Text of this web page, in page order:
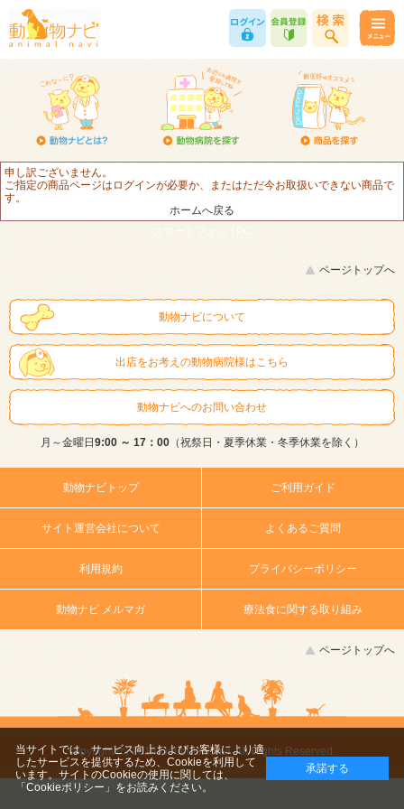
申し訳ございません。
ご指定の商品ページはログインが必要か、またはただ今お取扱いできない商品で
す。
ホームへ戻る
スマートフォン |
PC
ページトップへ
動物ナビについて
出店をお考えの動物病院様はこちら
動物ナビへのお問い合わせ
月～金曜日 9:00 ～ 17：00（祝祭日・夏季休業・冬季休業を除く）
動物ナビトップ ご利用ガイド
サイト運営会社について よくあるご質問
利用規約 プライバシーポリシー
動物ナビ メルマガ 療法食に関する取り組み
ページトップへ
copyright (c) 2014 DoubutsuNavi ,All Rights Reserved.
当サイトでは、サービス向上およびお客様により適
したサービスを提供するため、Cookieを利用して
います。サイトのCookieの使用に関しては、
「Cookieポリシー」 をお読みください。
承諾する